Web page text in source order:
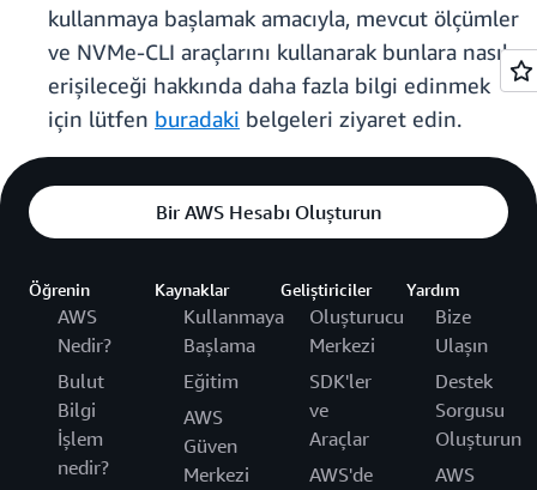
kullanmaya başlamak amacıyla, mevcut ölçümler
ve NVMe-CLI araçlarını kullanarak bunlara nasıl
erişileceği hakkında daha fazla bilgi edinmek
için lütfen buradaki belgeleri ziyaret edin.
Bir AWS Hesabı Oluşturun
Öğrenin
AWS
Nedir?
Bulut
Bilgi
İşlem
nedir?
Kaynaklar
Kullanmaya
Başlama
Eğitim
AWS
Güven
Merkezi
Geliştiriciler
Oluşturucu
Merkezi
SDK'ler
ve
Araçlar
AWS'de
Yardım
Bize
Ulaşın
Destek
Sorgusu
Oluşturun
AWS